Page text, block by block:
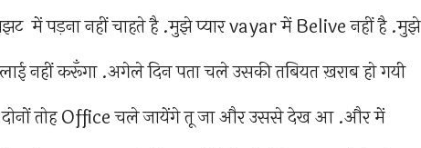
में पड़ना नहीं चाहते है .मुझे प्यार vayar में Belive नहीं है .मुझे
नहीं करूँगा .अगेले दिन पता चले उसकी तबियत ख़राब हो गयी
दोनों तोह Office चले जायेंगे तू जा और उससे देख आ .और में